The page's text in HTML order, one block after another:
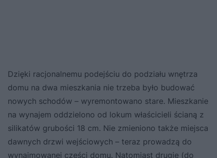
Dzięki racjonalnemu podejściu do podziału wnętrza
domu na dwa mieszkania nie trzeba było budować
nowych schodów – wyremontowano stare. Mieszkanie
na wynajem oddzielono od lokum właścicieli ścianą z
silikatów grubości 18 cm. Nie zmieniono także miejsca
dawnych drzwi wejściowych – teraz prowadzą do
wynajmowanej części domu. Natomiast drugie (do